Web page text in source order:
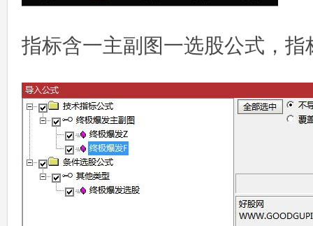
指标含一主副图一选股公式，指